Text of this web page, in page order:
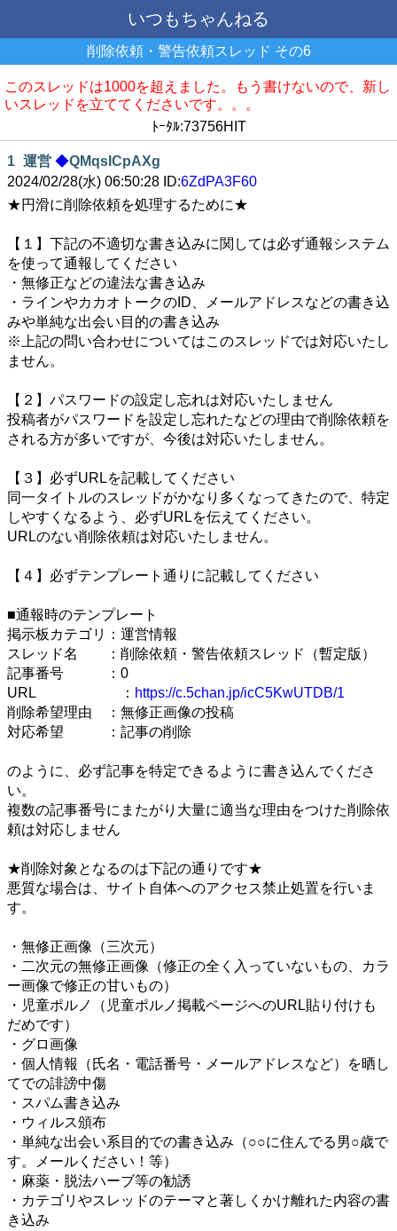
いつもちゃんねる
削除依頼・警告依頼スレッド その6
このスレッドは1000を超えました。もう書けないので、新し
いスレッドを立ててくださいです。。。
ﾄｰﾀﾙ:73756HIT
1 運営 ◆QMqsICpAXg
2024/02/28(水) 06:50:28 ID:6ZdPA3F60
★円滑に削除依頼を処理するために★
【１】下記の不適切な書き込みに関しては必ず通報システム
を使って通報してください
・無修正などの違法な書き込み
・ラインやカカオトークのID、メールアドレスなどの書き込
みや単純な出会い目的の書き込み
※上記の問い合わせについてはこのスレッドでは対応いたし
ません。
【２】パスワードの設定し忘れは対応いたしません
投稿者がパスワードを設定し忘れたなどの理由で削除依頼を
される方が多いですが、今後は対応いたしません。
【３】必ずURLを記載してください
同一タイトルのスレッドがかなり多くなってきたので、特定
しやすくなるよう、必ずURLを伝えてください。
URLのない削除依頼は対応いたしません。
【４】必ずテンプレート通りに記載してください
■通報時のテンプレート
掲示板カテゴリ：運営情報
スレッド名 ：削除依頼・警告依頼スレッド（暫定版）
記事番号 ：0
URL ： https://c.5chan.jp/icC5KwUTDB/1
削除希望理由 ：無修正画像の投稿
対応希望 ：記事の削除
のように、必ず記事を特定できるように書き込んでくださ
い。
複数の記事番号にまたがり大量に適当な理由をつけた削除依
頼は対応しません
★削除対象となるのは下記の通りです★
悪質な場合は、サイト自体へのアクセス禁止処置を行いま
す。
・無修正画像（三次元）
・二次元の無修正画像（修正の全く入っていないもの、カラ
ー画像で修正の甘いもの）
・児童ポルノ（児童ポルノ掲載ページへのURL貼り付けも
だめです）
・グロ画像
・個人情報（氏名・電話番号・メールアドレスなど）を晒し
てでの誹謗中傷
・スパム書き込み
・ウィルス頒布
・単純な出会い系目的での書き込み（○○に住んでる男○歳で
す。メールください！等）
・麻薬・脱法ハーブ等の勧誘
・カテゴリやスレッドのテーマと著しくかけ離れた内容の書
き込み